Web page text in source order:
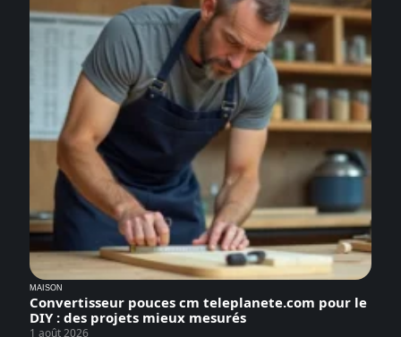
MAISON
Convertisseur pouces cm teleplanete.com pour le
DIY : des projets mieux mesurés
1 août 2026